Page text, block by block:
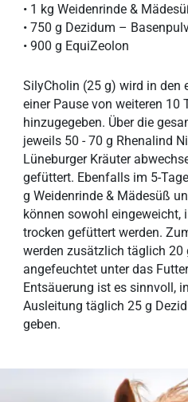
• 1 kg Weidenrinde &
• 750 g Dezidum –
• 900 g EquiZeolon
SilyCholin (25 g) wird in den
einer Pause von weiteren 10
hinzugegeben. Über die
jeweils 50 - 70 g Rhenalind
Lüneburger Kräuter
gefüttert. Ebenfalls im 5-
g Weidenrinde & Mädesüß
können sowohl eingeweicht,
trocken gefüttert werden.
werden zusätzlich täglich 20
angefeuchtet unter das
Entsäuerung ist es sinnvoll,
Ausleitung täglich 25 g
geben.